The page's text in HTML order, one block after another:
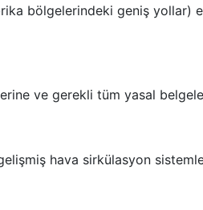
bölgelerindeki geniş yollar)
ve gerekli tüm yasal
hava sirkülasyon